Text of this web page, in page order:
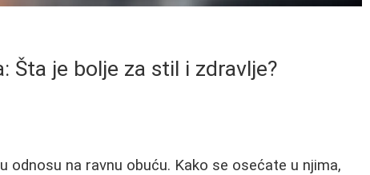
Šta je bolje za stil i zdravlje?
na ravnu obuću. Kako se osećate u njima,